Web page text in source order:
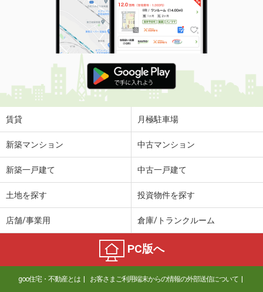
賃貸 月極駐車場
新築マンション 中古マンション
新築一戸建て 中古一戸建て
土地を探す 投資物件を探す
店舗/事業用 倉庫/トランクルーム
PC版へ
goo住宅・不動産とは お客さまご利用端末からの情報の外部送信について